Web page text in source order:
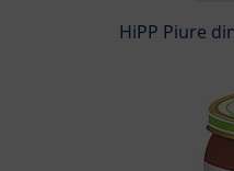
HiPP Piure